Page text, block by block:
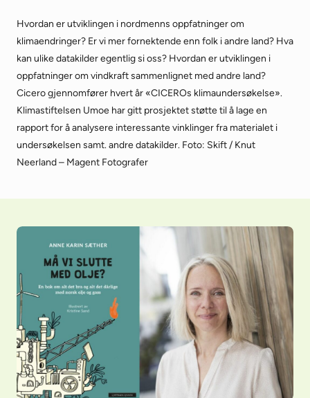
Hvordan er utviklingen i nordmenns oppfatninger om
klimaendringer? Er vi mer fornektende enn folk i andre land? Hva
kan ulike datakilder egentlig si oss? Hvordan er utviklingen i
oppfatninger om vindkraft sammenlignet med andre land?
Cicero gjennomfører hvert år «CICEROs klimaundersøkelse».
Klimastiftelsen Umoe har gitt prosjektet støtte til å lage en
rapport for å analysere interessante vinklinger fra materialet i
undersøkelsen samt. andre datakilder. Foto: Skift / Knut
Neerland – Magent Fotografer